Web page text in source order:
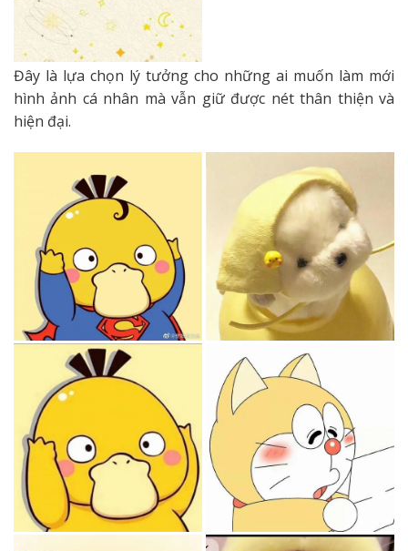
Đây là lựa chọn lý tưởng cho những ai muốn làm mới
hình ảnh cá nhân mà vẫn giữ được nét thân thiện và
hiện đại.